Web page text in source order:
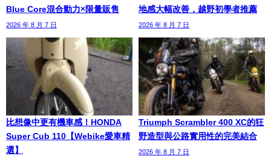
Blue Core混合動力×限量販售
2026 年 8 月 7 日
地感大幅改善，越野初學者推薦
2026 年 8 月 7 日
比想像中更有機車感！HONDA
Super Cub 110【Webike愛車精
選】
Triumph Scrambler 400 XC的狂
野造型與公路實用性的完美結合
2026 年 8 月 7 日